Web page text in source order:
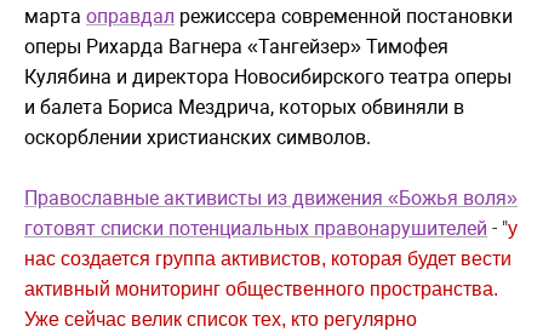
марта оправдал режиссера современной постановки
оперы Рихарда Вагнера «Тангейзер» Тимофея
Кулябина и директора Новосибирского театра оперы
и балета Бориса Мездрича, которых обвиняли в
оскорблении христианских символов.
Православные активисты из движения «Божья воля»
готовят списки потенциальных правонарушителей - "у
нас создается группа активистов, которая будет вести
активный мониторинг общественного пространства.
Уже сейчас велик список тех, кто регулярно